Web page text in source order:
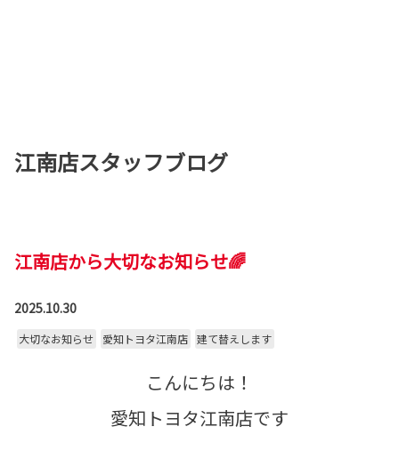
江南店スタッフブログ
江南店から大切なお知らせ🌈
2025.10.30
大切なお知らせ 愛知トヨタ江南店 建て替えします
こんにちは！
愛知トヨタ江南店です